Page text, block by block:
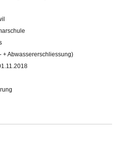
+ Abwassererschliessung)